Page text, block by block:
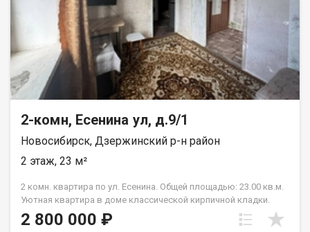
2-комн, Есенина ул, д.9/1
Новосибирск, Дзержинский р-н район
2 этаж, 23 м²
2 комн. квартира по ул. Есенина. Общей площадью: 23.00 кв.м.
Уютная квартира в доме классической кирпичной кладки.
Окна выходят во двор. Большой тихий двор, есть зона
отдыха, детская площадка, много мест для парковки.
2 800 000 ₽